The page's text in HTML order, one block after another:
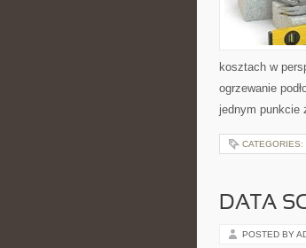
kosztach w
ogrzewanie
jednym
CATEGORIES:
DATA
POSTED BY